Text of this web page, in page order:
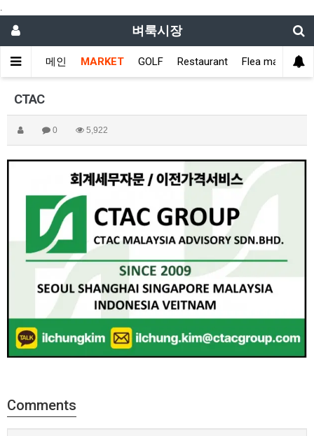
.
벼룩시장
메인 MARKET GOLF Restaurant Flea market
CTAC
0 5,922
Comments